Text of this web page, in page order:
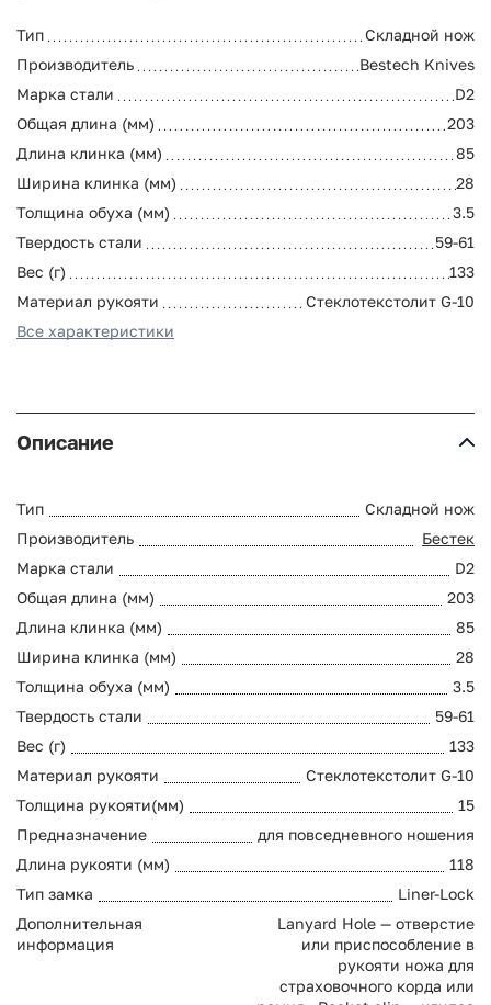
Тип
Складной нож
Производитель
Bestech Knives
Марка стали
D2
Общая длина (мм)
203
Длина клинка (мм)
85
Ширина клинка (мм)
28
Толщина обуха (мм)
3.5
Твердость стали
59-61
Вес (г)
133
Материал рукояти
Стеклотекстолит G-10
Все характеристики
Описание
Тип
Складной нож
Производитель
Бестек
Марка стали
D2
Общая длина (мм)
203
Длина клинка (мм)
85
Ширина клинка (мм)
28
Толщина обуха (мм)
3.5
Твердость стали
59-61
Вес (г)
133
Материал рукояти
Стеклотекстолит G-10
Толщина рукояти(мм)
15
Предназначение
для повседневного ношения
Длина рукояти (мм)
118
Тип замка
Liner-Lock
Дополнительная
информация
Lanyard Hole — отверстие
или приспособление в
рукояти ножа для
страховочного корда или